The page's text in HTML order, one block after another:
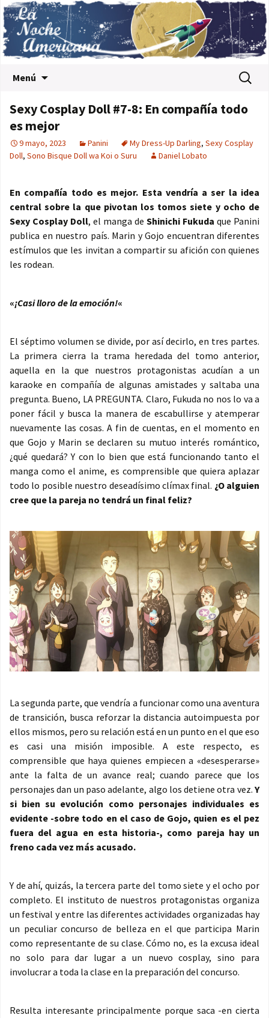
Menú Buscar:
Sexy Cosplay Doll #7-8: En compañía todo
es mejor
9 mayo, 2023 Panini My Dress-Up Darling, Sexy Cosplay
Doll, Sono Bisque Doll wa Koi o Suru Daniel Lobato
En compañía todo es mejor. Esta vendría a ser la idea
central sobre la que pivotan los tomos siete y ocho de
Sexy Cosplay Doll, el manga de Shinichi Fukuda que Panini
publica en nuestro país. Marin y Gojo encuentran diferentes
estímulos que les invitan a compartir su afición con quienes
les rodean.
«¡Casi lloro de la emoción!«
El séptimo volumen se divide, por así decirlo, en tres partes.
La primera cierra la trama heredada del tomo anterior,
aquella en la que nuestros protagonistas acudían a un
karaoke en compañía de algunas amistades y saltaba una
pregunta. Bueno, LA PREGUNTA. Claro, Fukuda no nos lo va a
poner fácil y busca la manera de escabullirse y atemperar
nuevamente las cosas. A fin de cuentas, en el momento en
que Gojo y Marin se declaren su mutuo interés romántico,
¿qué quedará? Y con lo bien que está funcionando tanto el
manga como el anime, es comprensible que quiera aplazar
todo lo posible nuestro deseadísimo clímax final. ¿O alguien
cree que la pareja no tendrá un final feliz?
La segunda parte, que vendría a funcionar como una aventura
de transición, busca reforzar la distancia autoimpuesta por
ellos mismos, pero su relación está en un punto en el que eso
es casi una misión imposible. A este respecto, es
comprensible que haya quienes empiecen a «desesperarse»
ante la falta de un avance real; cuando parece que los
personajes dan un paso adelante, algo los detiene otra vez. Y
si bien su evolución como personajes individuales es
evidente -sobre todo en el caso de Gojo, quien es el pez
fuera del agua en esta historia-, como pareja hay un
freno cada vez más acusado.
Y de ahí, quizás, la tercera parte del tomo siete y el ocho por
completo. El instituto de nuestros protagonistas organiza
un festival y entre las diferentes actividades organizadas hay
un peculiar concurso de belleza en el que participa Marin
como representante de su clase. Cómo no, es la excusa ideal
no solo para dar lugar a un nuevo cosplay, sino para
involucrar a toda la clase en la preparación del concurso.
Resulta interesante principalmente porque saca -en cierta